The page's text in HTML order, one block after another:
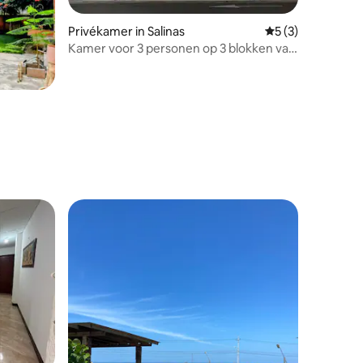
Privékamer in Salinas Gemiddelde
5 (3)
Kamer voor 3 personen op 3 blokken van